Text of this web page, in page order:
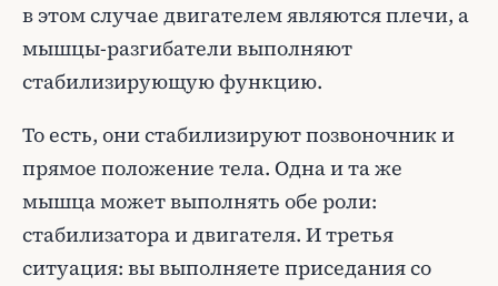
в этом случае двигателем являются плечи, а
мышцы-разгибатели выполняют
стабилизирующую функцию.
То есть, они стабилизируют позвоночник и
прямое положение тела. Одна и та же
мышца может выполнять обе роли:
стабилизатора и двигателя. И третья
ситуация: вы выполняете приседания со